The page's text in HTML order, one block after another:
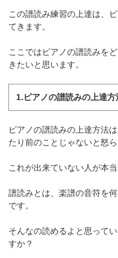
この譜読み練習の上達は、
てきます。
ここではピアノの譜読みを
きたいと思います。
1.ピアノの譜読みの上達
ピアノの譜読みの上達方法
たり前のことじゃないと怒
これが出来ていない人が本当
譜読みとは、楽譜の音符を
です。
そんなの読めるよと思って
すか？